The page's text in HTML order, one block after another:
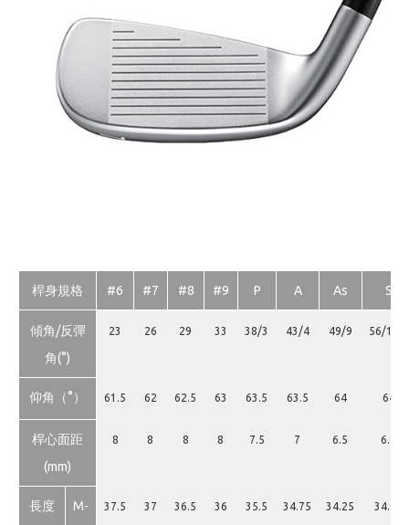
桿身規格 #6 #7 #8 #9 P A As S
傾角/反彈
角(°)
23 26 29 33 38/3 43/4 49/9 56/11.5
仰角（°） 61.5 62 62.5 63 63.5 63.5 64 64
桿心面距
(mm)
8 8 8 8 7.5 7 6.5 6.5
長度
M-
37.5 37 36.5 36 35.5 34.75 34.25 34.25